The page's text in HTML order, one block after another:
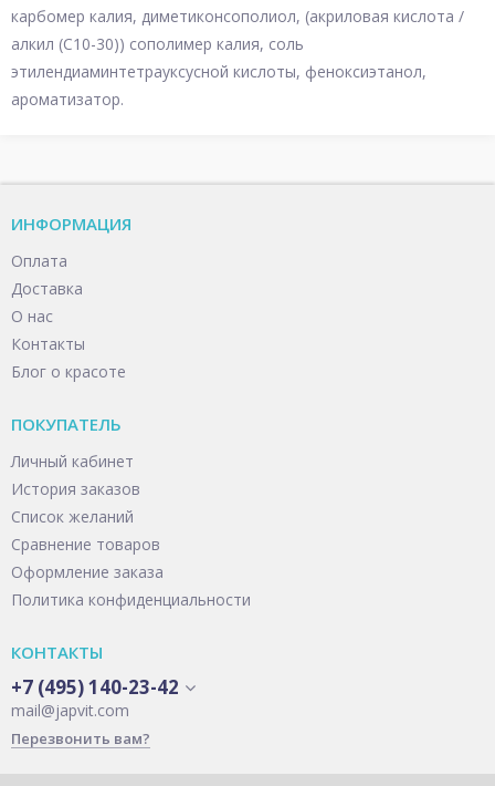
карбомер калия, диметиконсополиол, (акриловая кислота /
алкил (С10-30)) сополимер калия, соль
этилендиаминтетрауксусной кислоты, феноксиэтанол,
ароматизатор.
ИНФОРМАЦИЯ
Оплата
Доставка
О нас
Контакты
Блог о красоте
ПОКУПАТЕЛЬ
Личный кабинет
История заказов
Список желаний
Сравнение товаров
Оформление заказа
Политика конфиденциальности
КОНТАКТЫ
+7 (495) 140-23-42
mail@japvit.com
Перезвонить вам?